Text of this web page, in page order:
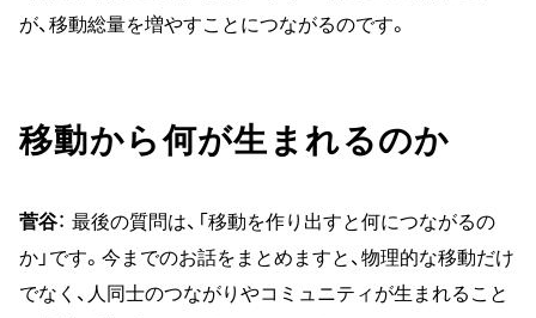
が、移動総量を増やすことにつながるのです。
移動から何が生まれるのか
菅谷： 最後の質問は、「移動を作り出すと何につながるの
か」です。今までのお話をまとめますと、物理的な移動だけ
でなく、人同士のつながりやコミュニティが生まれること